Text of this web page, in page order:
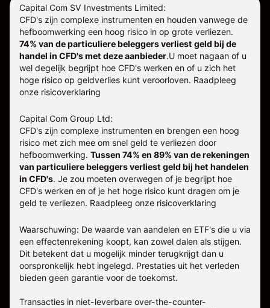
Capital Com SV Investments Limited:
CFD's zijn complexe instrumenten en houden vanwege de
hefboomwerking een hoog risico in op grote verliezen.
74% van de particuliere beleggers verliest geld bij de
handel in CFD's met deze aanbieder.U moet nagaan of u
wel degelijk begrijpt hoe CFD's werken en of u zich het
hoge risico op geldverlies kunt veroorloven. Raadpleeg
onze risicoverklaring
Capital Com Group Ltd:
CFD's zijn complexe instrumenten en brengen een hoog
risico met zich mee om snel geld te verliezen door
hefboomwerking. Tussen 74% en 89% van de rekeningen
van particuliere beleggers verliest geld bij het handelen
in CFD's. Je zou moeten overwegen of je begrijpt hoe
CFD's werken en of je het hoge risico kunt dragen om je
geld te verliezen. Raadpleeg onze risicoverklaring
Waarschuwing: De waarde van aandelen en ETF's die u via
een effectenrekening koopt, kan zowel dalen als stijgen.
Dit betekent dat u mogelijk minder terugkrijgt dan u
oorspronkelijk hebt ingelegd. Prestaties uit het verleden
bieden geen garantie voor de toekomst.
Transacties in niet-leverbare over-the-counter-